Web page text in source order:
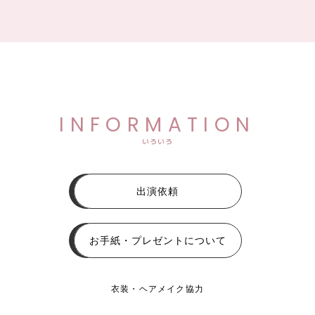
INFORMATION
いろいろ
出演依頼
お手紙・プレゼントについて
衣装・ヘアメイク協力